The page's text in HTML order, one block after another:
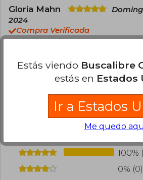
Gloria Mahn
2024
Compra Verificada
las beses de apego de el o la
¿Leíste este libro? Inicia sesión
agregar tu propia evaluación.
100%
0% (0)
Estás viendo Buscalibre
estás en Estados
Ir a Estados
Me quedo